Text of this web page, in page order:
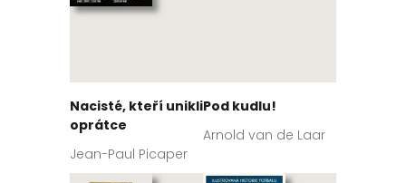
Nacisté, kteří unikli
oprátce
Jean-Paul Picaper
Pod kudlu!
Arnold van de Laar